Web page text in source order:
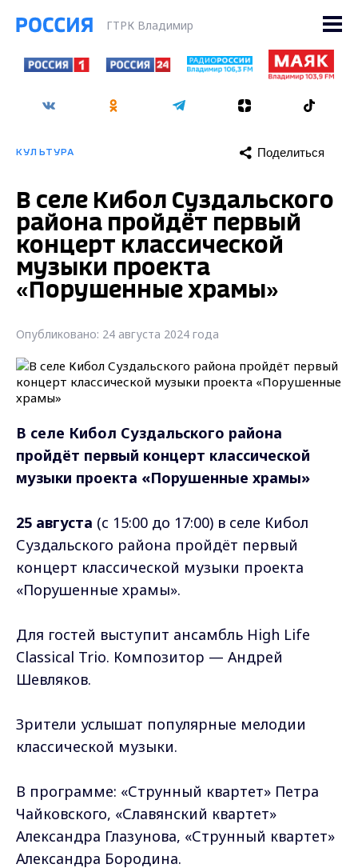
ГТРК Владимир
КУЛЬТУРА Поделиться
В селе Кибол Суздальского
района пройдёт первый
концерт классической
музыки проекта
«Порушенные храмы»
Опубликовано: 24 августа 2024 года
В селе Кибол Суздальского района
пройдёт первый концерт классической
музыки проекта «Порушенные храмы»
25 августа (с 15:00 до 17:00) в селе Кибол
Суздальского района пройдёт первый
концерт классической музыки проекта
«Порушенные храмы».
Для гостей выступит ансамбль High Life
Classical Trio. Композитор — Андрей
Шевляков.
Зрители услышат популярные мелодии
классической музыки.
В программе: «Струнный квартет» Петра
Чайковского, «Славянский квартет»
Александра Глазунова, «Струнный квартет»
Александра Бородина.